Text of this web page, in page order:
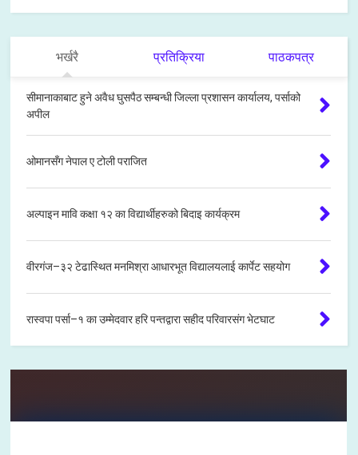
भर्खरै प्रतिक्रिया पाठकपत्र
सीमानाकाबाट हुने अवैध घुसपैठ सम्बन्धी जिल्ला प्रशासन कार्यालय, पर्साको
अपील
ओमानसँग नेपाल ए टोली पराजित
अल्पाइन मावि कक्षा १२ का विद्यार्थीहरुको बिदाइ कार्यक्रम
वीरगंज–३२ टेढास्थित मनमिश्रा आधारभूत विद्यालयलाई कार्पेट सहयोग
रास्वपा पर्सा–१ का उम्मेदवार हरि पन्तद्वारा सहीद परिवारसंग भेटघाट